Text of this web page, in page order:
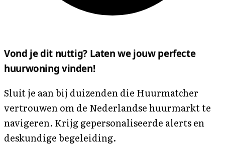
Vond je dit nuttig? Laten we jouw perfecte
huurwoning vinden!
Sluit je aan bij duizenden die Huurmatcher
vertrouwen om de Nederlandse huurmarkt te
navigeren. Krijg gepersonaliseerde alerts en
deskundige begeleiding.